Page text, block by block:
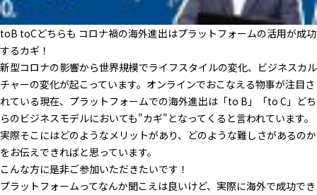
toB toCどちらも コロナ禍の海外進出はプラットフォームの活用が成功
するカギ！
新型コロナの影響から世界規模でライフスタイルの変化、ビジネスカル
チャーの変化が起こっています。オンラインでおこなえる物事が注目さ
れている現在、プラットフォームでの海外進出は「to B」「to C」どち
らのビジネスモデルにおいても"カギ"となってくると言われています。
実際そこにはどのようなメリットがあり、どのような難しさがあるのか
をお伝えできればと思っています。
こんな方に是非ご参加いただきたいです！
プラットフォームってなんか聞こえは良いけど、実際に海外で成功でき